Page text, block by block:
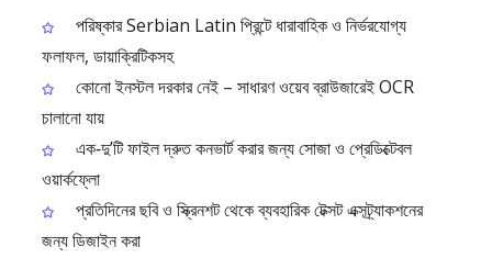
পরিষ্কার Serbian Latin প্রিন্টে ধারাবাহিক ও নির্ভরযোগ্য
ফলাফল, ডায়াক্রিটিকসহ
কোনো ইনস্টল দরকার নেই – সাধারণ ওয়েব ব্রাউজারেই OCR
চালানো যায়
এক‑দু’টি ফাইল দ্রুত কনভার্ট করার জন্য সোজা ও প্রেডিক্টেবল
ওয়ার্কফ্লো
প্রতিদিনের ছবি ও স্ক্রিনশট থেকে ব্যবহারিক টেক্সট এক্সট্র্যাকশনের
জন্য ডিজাইন করা